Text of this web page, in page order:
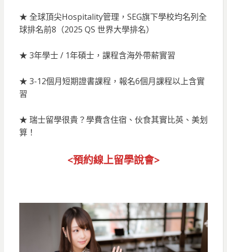
★ 全球頂尖Hospitality管理，SEG旗下學校均名列全
球排名前8（2025 QS 世界大學排名）
★ 3年學士 / 1年碩士，課程含海外帶薪實習
★ 3-12個月短期證書課程，報名6個月課程以上含實
習
★ 瑞士留學很貴？學費含住宿、伙食其實比英、美划
算！
<預約線上留學說會>